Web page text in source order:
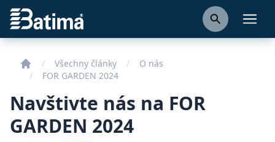
Batima
Všechny články
O nás
FOR GARDEN 2024
Navštivte nás na FOR
GARDEN 2024